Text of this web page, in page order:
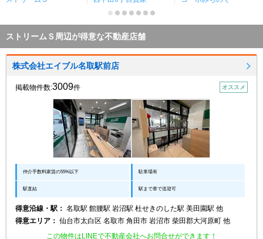
ストリームＳ周辺が得意な不動産店舗
株式会社エイブル名取駅前店
掲載物件数:3009件 オススメ
仲介手数料家賃の55%以下 駐車場有
駅直結 駅まで車で送迎可
得意沿線・駅： 名取駅 館腰駅 岩沼駅 杜せきのした駅 美田園駅 他
得意エリア： 仙台市太白区 名取市 角田市 岩沼市 柴田郡大河原町 他
この物件はLINEで不動産会社へお問合せができます！